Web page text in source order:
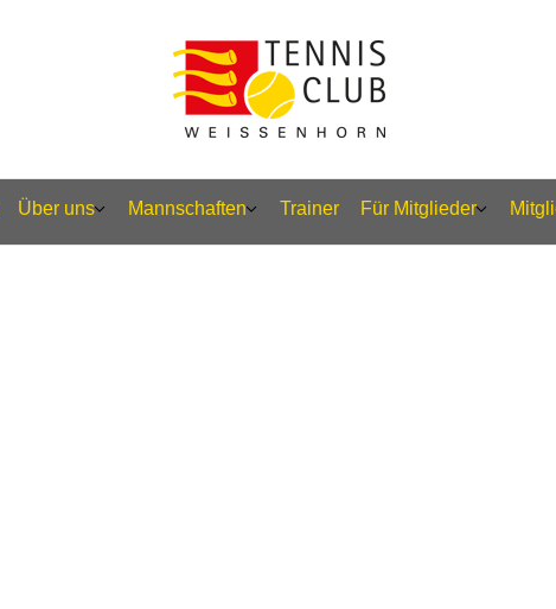
Über uns Mannschaften Trainer Für Mitglieder